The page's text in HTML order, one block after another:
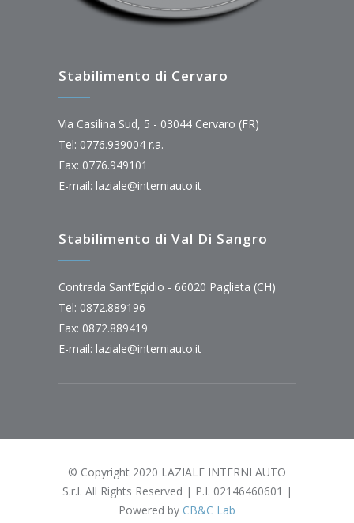
Stabilimento di Cervaro
Via Casilina Sud, 5 - 03044 Cervaro (FR)
Tel: 0776.939004 r.a.
Fax: 0776.949101
E-mail: laziale@interniauto.it
Stabilimento di Val Di Sangro
Contrada Sant’Egidio - 66020 Paglieta (CH)
Tel: 0872.889196
Fax: 0872.889419
E-mail: laziale@interniauto.it
© Copyright 2020 LAZIALE INTERNI AUTO
S.r.l. All Rights Reserved | P.I. 02146460601 |
Powered by CB&C Lab